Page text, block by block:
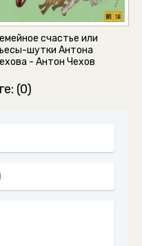
счастье или
шутки Антона
- Антон Чехов
(0)